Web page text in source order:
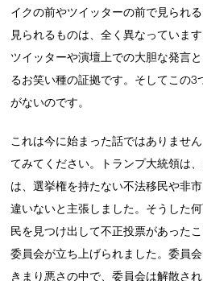
イクの前やツイッターの前で見られ
見られるものは、全く異なっていま
ツイッターや演壇上での大胆な発言
るお笑い種の証拠です。そしてこの3
がないのです。
これは今に始まった話ではありませ
てみてください。トランプ大統領は
は、選挙権を持たない不法移民や非
違いないと主張しました。そうした
民を見つけ出して不正投票があった
委員会が立ち上げられました。委員
きまり悪さの中で、委員会は解散さ